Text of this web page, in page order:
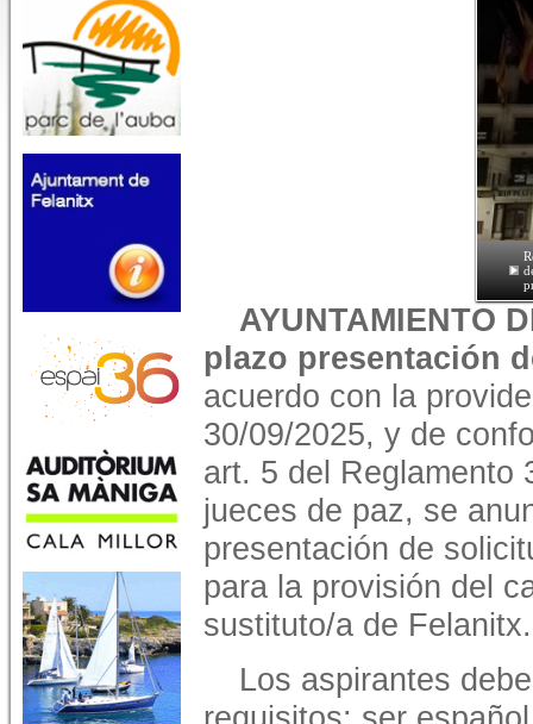
AYUNTAMIENTO
plazo presentación
acuerdo con la
30/09/2025, y de
art. 5 del Reglamento
jueces de paz, se
presentación de
para la provisión del
sustituto/a de Felanitx.
Los aspirantes